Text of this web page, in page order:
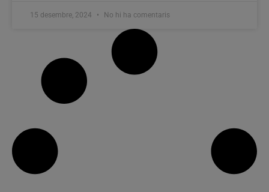
15 desembre, 2024 No hi ha comentaris